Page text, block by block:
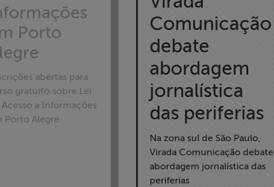
Porto
abertas para
gratuito sobre Lei
Acesso a Informações
Porto Alegre
Comunicação
debate
abordagem
jornalística
das periferias
Na zona sul de São Paulo,
Virada Comunicação debate
abordagem jornalística das
periferias